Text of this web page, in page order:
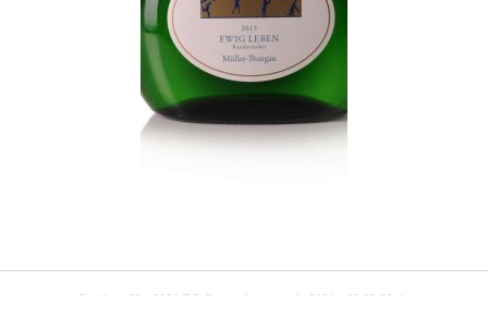
Postbus 33 2964 ZG Groot-Ammers | 0184 - 66 20 80 |